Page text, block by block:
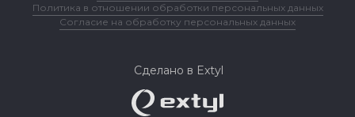
Политика в отношении обработки персональных данных
Согласие на обработку персональных данных
Сделано в Extyl